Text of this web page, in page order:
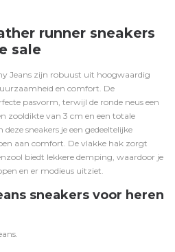
runner sneakers
sale
Jeans zijn robuust uit hoogwaardig
en comfort. De
pasvorm, terwijl de ronde neus een
zooldikte van 3 cm en een totale
sneakers je een gedeeltelijke
aan comfort. De vlakke hak zorgt
biedt lekkere demping, waardoor je
en er modieus uitziet.
sneakers voor heren
.